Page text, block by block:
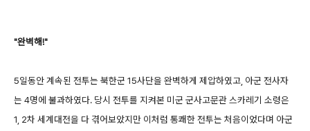
"완벽해!"
5일동안 계속된 전투는 북한군 15사단을 완벽하게 제압하였고, 아군 전사자
는 4명에 불과하였다. 당시 전투를 지켜본 미군 군사고문관 스카레기 소령은
1, 2차 세계대전을 다 겪어보았지만 이처럼 통쾌한 전투는 처음이었다며 아군